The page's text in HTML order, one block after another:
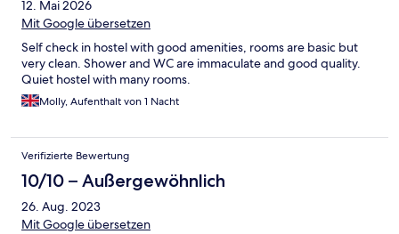
12. Mai 2026
Mit Google übersetzen
Self check in hostel with good amenities, rooms are basic but
very clean. Shower and WC are immaculate and good quality.
Quiet hostel with many rooms.
Molly, Aufenthalt von 1 Nacht
Verifizierte Bewertung
10/10 – Außergewöhnlich
26. Aug. 2023
Mit Google übersetzen